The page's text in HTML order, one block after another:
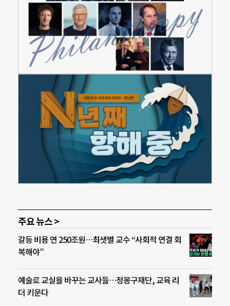
주요 뉴스 >
갈등 비용 연 250조원…최샛별 교수 “사회적 연결 회
복해야”
예술로 교실을 바꾸는 교사들…정몽구재단, 교육 리
더 키운다